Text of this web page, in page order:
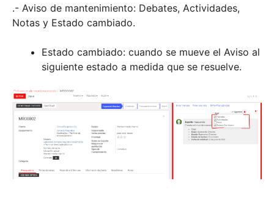
.- Aviso de mantenimiento: Debates, Actividades,
Notas y Estado cambiado.
Estado cambiado: cuando se mueve el Aviso al
siguiente estado a medida que se resuelve.